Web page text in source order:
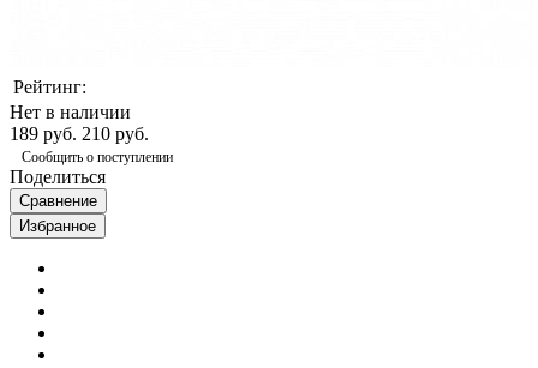
Рейтинг:
Нет в наличии
189 руб. 210 руб.
Сообщить о поступлении
Поделиться
Сравнение
Избранное